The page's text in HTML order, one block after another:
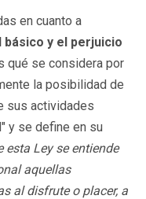
en cuanto a
y el perjuicio
qué se considera por
la posibilidad de
sus actividades
y se define en su
esta Ley se entiende
aquellas
al disfrute o placer, a